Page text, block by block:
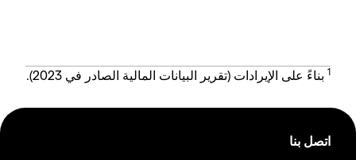
1 بناءً على الإيرادات (تقرير البيانات المالية الصادر في 2023).
اتصل بنا